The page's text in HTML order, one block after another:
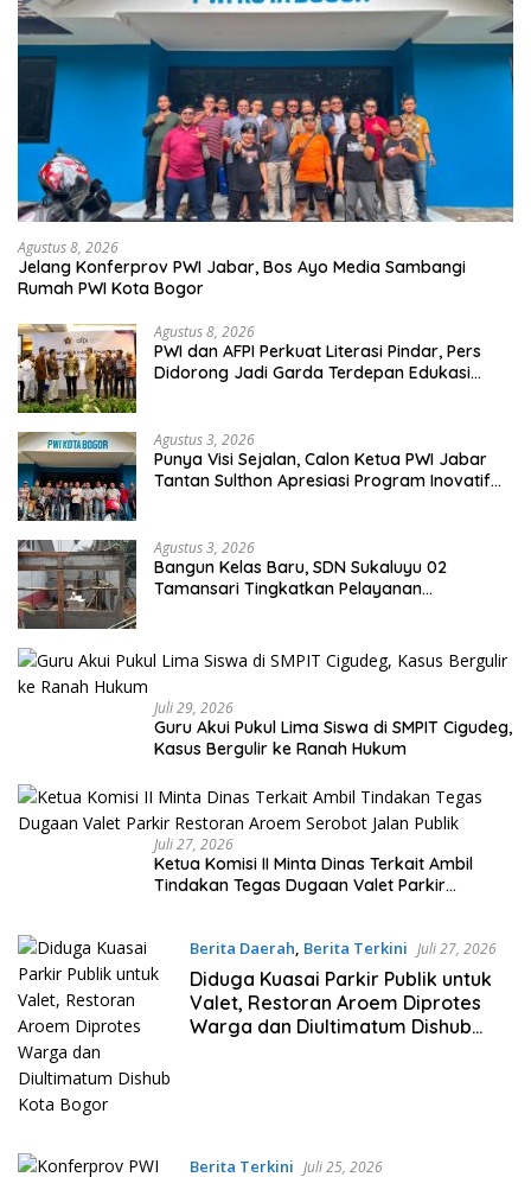
Agustus 8, 2026
Jelang Konferprov PWI Jabar, Bos Ayo Media Sambangi
Rumah PWI Kota Bogor
Agustus 8, 2026
PWI dan AFPI Perkuat Literasi Pindar, Pers
Didorong Jadi Garda Terdepan Edukasi
Agustus 3, 2026
Punya Visi Sejalan, Calon Ketua PWI Jabar
Tantan Sulthon Apresiasi Program Inovatif
Agustus 3, 2026
Bangun Kelas Baru, SDN Sukaluyu 02
Tamansari Tingkatkan Pelayanan
Juli 29, 2026
Guru Akui Pukul Lima Siswa di SMPIT Cigudeg,
Kasus Bergulir ke Ranah Hukum
Juli 27, 2026
Ketua Komisi II Minta Dinas Terkait Ambil
Tindakan Tegas Dugaan Valet Parkir
Berita Daerah, Berita Terkini Juli 27, 2026
Diduga Kuasai Parkir Publik untuk
Valet, Restoran Aroem Diprotes
Warga dan Diultimatum Dishub
Berita Terkini Juli 25, 2026